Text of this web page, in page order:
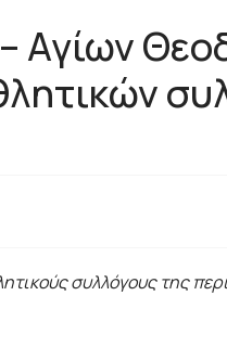
Αγίων
συλλόγους της